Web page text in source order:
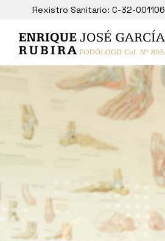
Rexistro Sanitario: C-32-001106